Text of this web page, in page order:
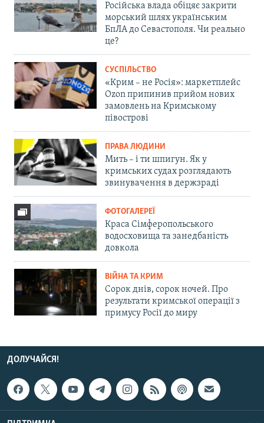
Російська влада обіцяє закрити
морський шлях українським
БпЛА до Севастополя. Чи реально
це?
СУСПІЛЬСТВО
«Крим – не Росія»: маркетплейс
Ozon припинив прийом нових
замовлень на Кримському
півострові
ПРАВА ЛЮДИНИ
Мить – і ти шпигун. Як у
кримських судах розглядають
звинувачення в держзраді
ФОТОГАЛЕРЕЇ
Краса Сімферопольського
водосховища та занедбаність
довкола
ВІЙНА ТА КРИМ
Сорок днів, сорок ночей. Про
результати кримської операції з
примусу Росії до миру
ДОЛУЧАЙСЯ!